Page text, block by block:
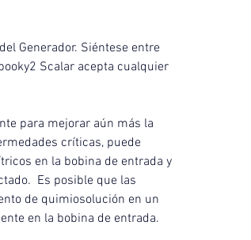
Generador. Siéntese entre
Scalar acepta cualquier
para mejorar aún más la
críticas, puede
en la bobina de entrada y
Es posible que las
de quimiosolución en un
en la bobina de entrada.